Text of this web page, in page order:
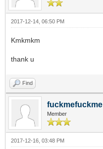
2017-12-14, 06:50 PM
Kmkmkm
thank u
Find
fuckmefuckme
Member
2017-12-16, 03:48 PM